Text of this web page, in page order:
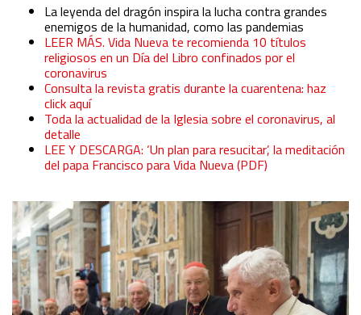
La leyenda del dragón inspira la lucha contra grandes
enemigos de la humanidad, como las pandemias
LEER MÁS. Vida Nueva te recomienda 10 títulos
religiosos en un Día del Libro confinados por el
coronavirus
Consulta la revista gratis durante la cuarentena: haz
click aquí
Toda la actualidad de la Iglesia sobre el coronavirus, al
detalle
LEE Y DESCARGA: ‘Un plan para resucitar’, la meditación
del papa Francisco para Vida Nueva (PDF)